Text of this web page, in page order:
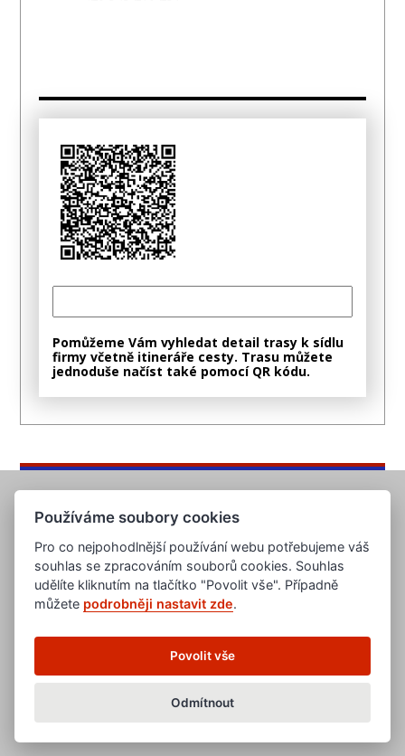
Pomůžeme Vám vyhledat detail trasy k sídlu
firmy včetně itineráře cesty. Trasu můžete
jednoduše načíst také pomocí QR kódu.
www.evropska-databanka.cz
www.edb.eu
www.poptavka.net
www.nabidka.net
www.14000.cz
Používáme soubory cookies
Pro co nejpohodlnější používání webu potřebujeme váš
souhlas se zpracováním souborů cookies. Souhlas
udělíte kliknutím na tlačítko "Povolit vše". Případně
můžete podrobněji nastavit zde.
Povolit vše
Odmítnout